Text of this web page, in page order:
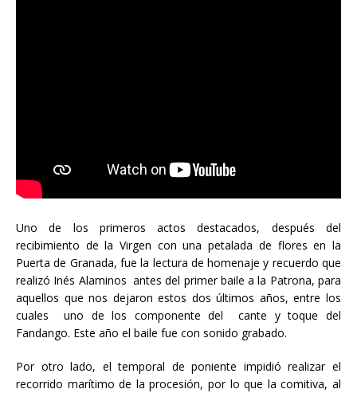
Uno de los primeros actos destacados, después del
recibimiento de la Virgen con una petalada de flores en la
Puerta de Granada, fue la lectura de homenaje y recuerdo que
realizó Inés Alaminos antes del primer baile a la Patrona, para
aquellos que nos dejaron estos dos últimos años, entre los
cuales uno de los componente del cante y toque del
Fandango. Este año el baile fue con sonido grabado.
Por otro lado, el temporal de poniente impidió realizar el
recorrido marítimo de la procesión, por lo que la comitiva, al